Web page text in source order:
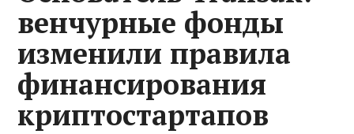
венчурные фонды
изменили правила
финансирования
криптостартапов